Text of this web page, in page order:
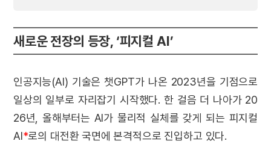
새로운 전장의 등장, ‘피지컬 AI’
인공지능(AI) 기술은 챗GPT가 나온 2023년을 기점으로
일상의 일부로 자리잡기 시작했다. 한 걸음 더 나아가 20
26년, 올해부터는 AI가 물리적 실체를 갖게 되는 피지컬
AI*로의 대전환 국면에 본격적으로 진입하고 있다.